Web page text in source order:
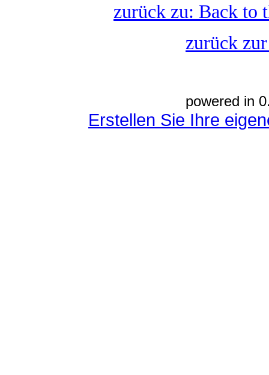
zurück zu: Back to
zurück
powered in
Erstellen Sie Ihre